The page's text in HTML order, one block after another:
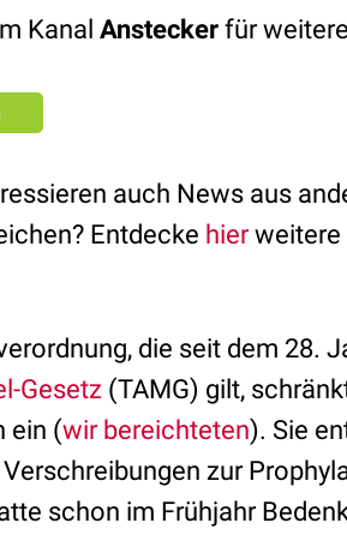
Kanal Anstecker für
auch News aus
Entdecke hierweitere
die seit dem 28.
Gesetz (TAMG) gilt,
ein (wir bereichteten). Sie
zur
schon im Frühjahr